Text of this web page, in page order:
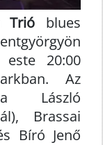
Trió blues
20:00
Az
László
Brassai
Bíró Jenő